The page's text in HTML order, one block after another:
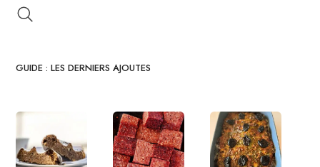
GUIDE : LES DERNIERS AJOUTES